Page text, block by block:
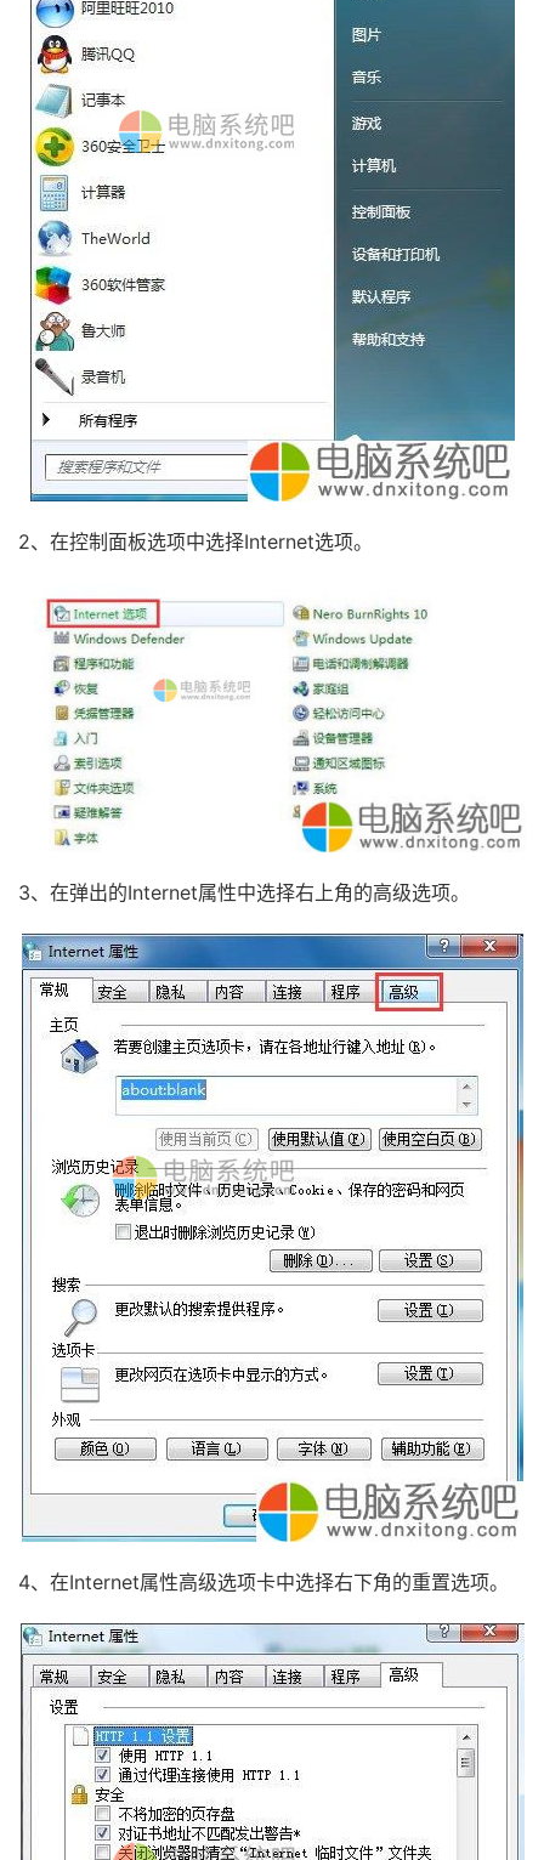
2、在控制面板选项中选择Internet选项。
3、在弹出的Internet属性中选择右上角的高级选项。
4、在Internet属性高级选项卡中选择右下角的重置选项。